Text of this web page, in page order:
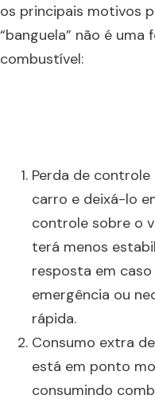
os principais motivos
“banguela” não é
combustível:
Perda de
carro e deixá-lo
controle sobre o
terá menos
resposta em
emergência ou
rápida.
Consumo extra
está em ponto
consumindo